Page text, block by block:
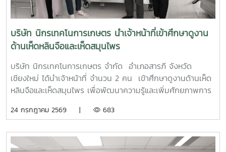
บริษัท นิกรเทคโนการเกษตร นำเจ้าหน้าที่เข้าศึกษาดูงาน
ด้านเห็ดหลินจือและเห็ดสมุนไพร
บริษัท นิกรเทคโนการเกษตร จำกัด อำเภอสารภี จังหวัด
เชียงใหม่ ได้นำเจ้าหน้าที่ จำนวน 2 คน เข้าศึกษาดูงานด้านเห็ด
หลินจือและเห็ดสมุนไพร เพื่อพัฒนาความรู้และเพิ่มศักยภาพการ
ใช้ในการวิจัย พัฒนาและต่อยอดผลิตภัณฑ์ให้มีคุณภาพและได้
ศุกร์ ที่ 24 กรกฎาคม พ.ศ. 2569 ณ ศูนย์พัฒนาเห็ดหลินจือและ
24 กรกฎาคม 2569 | 683